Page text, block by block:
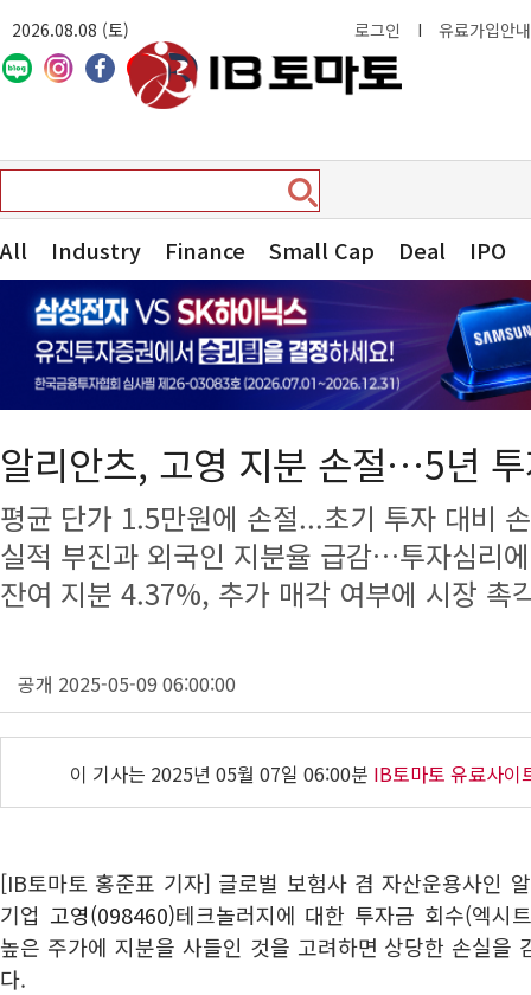
2026.08.08 (토) 로그인 I 유료가입안내
All Industry Finance Small Cap Deal IPO
알리안츠, 고영 지분 손절…5년
평균 단가 1.5만원에 손절...초기 투자 대비
실적 부진과 외국인 지분율 급감…투자심리
잔여 지분 4.37%, 추가 매각 여부에 시장 촉
공개 2025-05-09 06:00:00
이 기사는 2025년 05월 07일 06:00분 IB토마토 유료사이
[IB토마토 홍준표 기자] 글로벌 보험사 겸 자산운용사인
기업 고영(098460)테크놀러지에 대한 투자금 회수(엑시
높은 주가에 지분을 사들인 것을 고려하면 상당한 손실을
다.